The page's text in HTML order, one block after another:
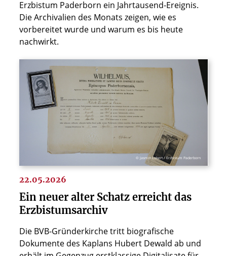
Erzbistum Paderborn ein Jahrtausend-Ereignis.
Die Archivalien des Monats zeigen, wie es
vorbereitet wurde und warum es bis heute
nachwirkt.
© Jasmin Lobert / Erzbistum Paderborn
22.05.2026
Ein neuer alter Schatz erreicht das
Erzbistumsarchiv
Die BVB-Gründerkirche tritt biografische
Dokumente des Kaplans Hubert Dewald ab und